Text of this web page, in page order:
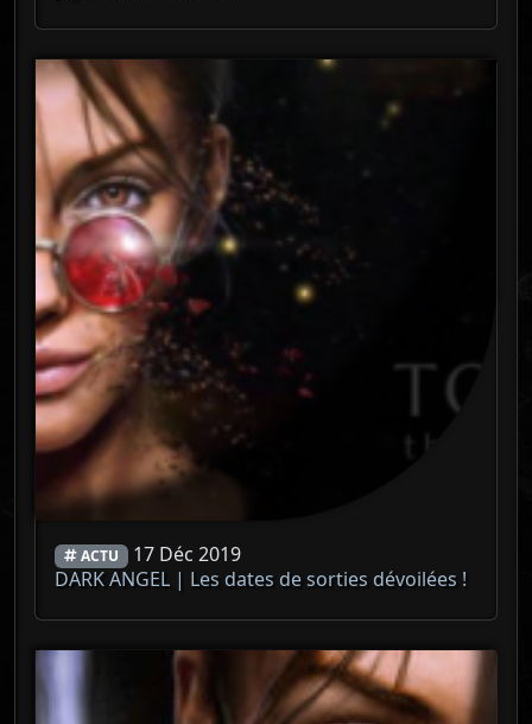
ACTU 17 Déc 2019
DARK ANGEL | Les dates de sorties dévoilées !